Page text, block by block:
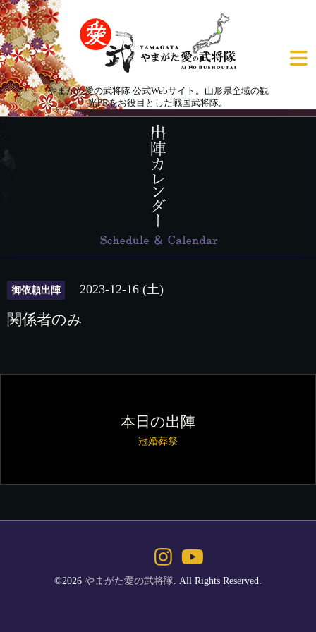
やまがた愛の武将隊 公式Webサイト。山形県全域の観
光PRをお役目とした戦国武将隊。
御依頼出陣 2023-12-16 (土)
関係者のみ
本日の出陣
冠婚葬祭
©2026 やまがた愛の武将隊. All Rights Reserved.